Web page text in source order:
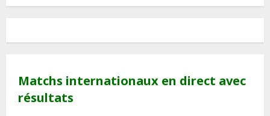
Matchs internationaux en direct avec
résultats